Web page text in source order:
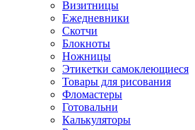
Визитницы
Ежедневники
Скотчи
Блокноты
Ножницы
Этикетки самоклеющиеся
Товары для рисования
Фломастеры
Готовальни
Калькуляторы